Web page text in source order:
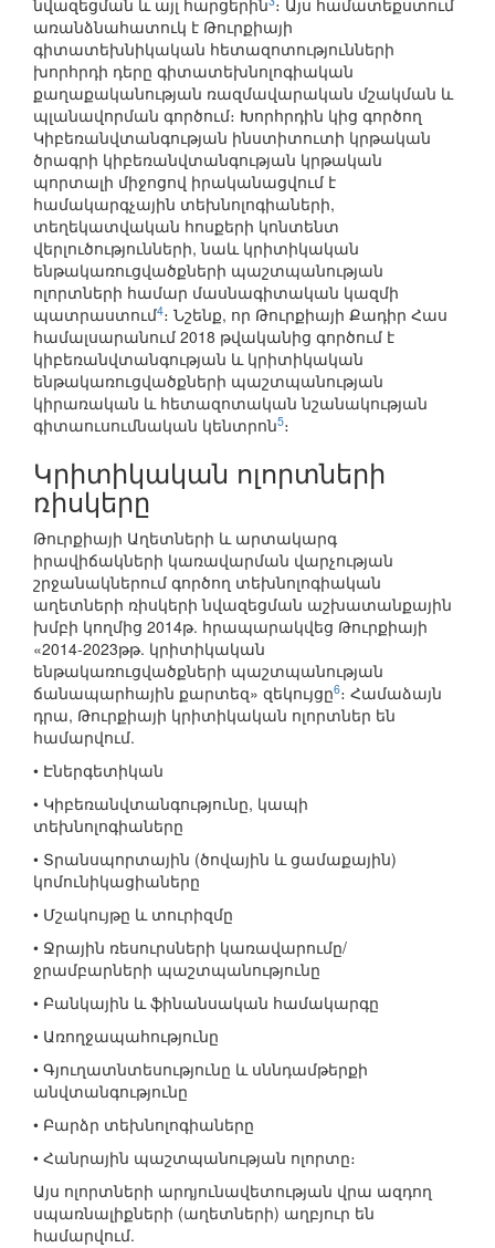
նվազեցման և այլ հարցերին ։ Այս համատեքստում
առանձնահատուկ է Թուրքիայի
գիտատեխնիկական հետազոտությունների
խորհրդի դերը գիտատեխնոլոգիական
քաղաքականության ռազմավարական մշակման և
պլանավորման գործում։ Խորհրդին կից գործող
Կիբեռանվտանգության ինստիտուտի կրթական
ծրագրի կիբեռանվտանգության կրթական
պորտալի միջոցով իրականացվում է
համակարգչային տեխնոլոգիաների,
տեղեկատվական հոսքերի կոնտենտ
վերլուծությունների, նաև կրիտիկական
ենթակառուցվածքների պաշտպանության
ոլորտների համար մասնագիտական կազմի
պատրաստում4։ Նշենք, որ Թուրքիայի Քադիր Հաս
համալսարանում 2018 թվականից գործում է
կիբեռանվտանգության և կրիտիկական
ենթակառուցվածքների պաշտպանության
կիրառական և հետազոտական նշանակության
գիտաուսումնական կենտրոն5։
Կրիտիկական ոլորտների
ռիսկերը
Թուրքիայի Աղետների և արտակարգ
իրավիճակների կառավարման վարչության
շրջանակներում գործող տեխնոլոգիական
աղետների ռիսկերի նվազեցման աշխատանքային
խմբի կողմից 2014թ. հրապարակվեց Թուրքիայի
«2014-2023թթ. կրիտիկական
ենթակառուցվածքների պաշտպանության
ճանապարհային քարտեզ» զեկույցը6։ Համաձայն
դրա, Թուրքիայի կրիտիկական ոլորտներ են
համարվում.
• Էներգետիկան
• Կիբեռանվտանգությունը, կապի
տեխնոլոգիաները
• Տրանսպորտային (ծովային և ցամաքային)
կոմունիկացիաները
• Մշակույթը և տուրիզմը
• Ջրային ռեսուրսների կառավարումը/
ջրամբարների պաշտպանությունը
• Բանկային և ֆինանսական համակարգը
• Առողջապահությունը
• Գյուղատնտեսությունը և սննդամթերքի
անվտանգությունը
• Բարձր տեխնոլոգիաները
• Հանրային պաշտպանության ոլորտը։
Այս ոլորտների արդյունավետության վրա ազդող
սպառնալիքների (աղետների) աղբյուր են
համարվում.